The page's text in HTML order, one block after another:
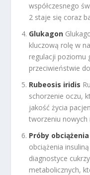
współczesnego
2 staje się coraz
Glukagon
kluczową rolę w
regulacji poziomu
przeciwieństwie
Rubeosis iridis
schorzenie oczu,
jakość życia
tworzeniu nowych
Próby
obciążenia
diagnostyce
metabolicznych,